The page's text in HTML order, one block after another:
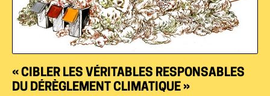
« CIBLER LES VÉRITABLES RESPONSABLES
DU DÉRÈGLEMENT CLIMATIQUE »